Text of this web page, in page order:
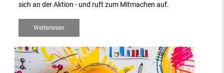
sich an der Aktion - und ruft zum Mitmachen auf.
Weiterlesen